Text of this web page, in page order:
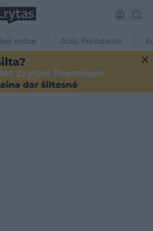
erdvė Ačiū, Prezidente